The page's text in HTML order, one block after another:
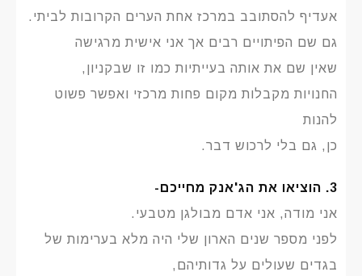
אעדיף להסתובב במרכז אחת הערים הקרובות לביתי.
גם שם הפיתויים רבים אך אני אישית מרגישה
שאין שם את אותה בעייתיות כמו זו שבקניון,
החנויות מקבלות מקום פחות מרכזי ואפשר פשוט
להנות
כן, גם בלי לרכוש דבר.
3. הוציאו את הג'אנק מחייכם-
אני מודה, אני אדם מבולגן מטבעי.
לפני מספר שנים הארון שלי היה מלא בערימות של
בגדים שעולים על גדותיהם,